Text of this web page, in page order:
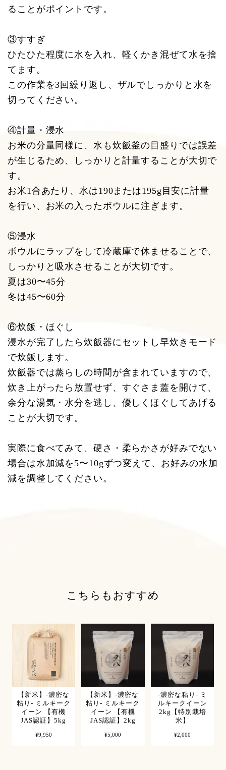
ることがポイントです。
③すすぎ
ひたひた程度に水を入れ、軽くかき混ぜて水を捨
てます。
この作業を3回繰り返し、ザルでしっかりと水を
切ってください。
④計量・浸水
お米の分量同様に、水も炊飯釜の目盛りでは誤差
が生じるため、しっかりと計量することが大切で
す。
お米1合あたり、水は190または195g目安に計量
を行い、お米の入ったボウルに注ぎます。
⑤浸水
ボウルにラップをして冷蔵庫で休ませることで、
しっかりと吸水させることが大切です。
夏は30〜45分
冬は45〜60分
⑥炊飯・ほぐし
浸水が完了したら炊飯器にセットし早炊きモード
で炊飯します。
炊飯器では蒸らしの時間が含まれていますので、
炊き上がったら放置せず、すぐさま蓋を開けて、
余分な湯気・水分を逃し、優しくほぐしてあげる
ことが大切です。
実際に食べてみて、硬さ・柔らかさが好みでない
場合は水加減を5〜10gずつ変えて、お好みの水加
減を調整してください。
こちらもおすすめ
【新米】-濃密な
粘り- ミルキーク
イーン 【有機
JAS認証】5kg
¥9,950
【新米】-濃密な
粘り- ミルキーク
イーン 【有機
JAS認証】2kg
¥5,000
-濃密な粘り- ミ
ルキークイーン
2kg【特別栽培
米】
¥2,000